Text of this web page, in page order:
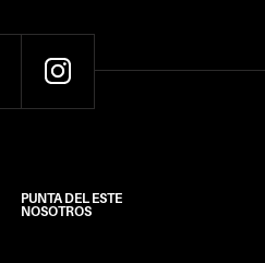
PUNTA DEL ESTE
NOSOTROS